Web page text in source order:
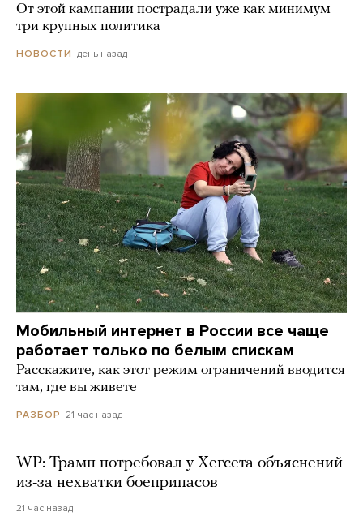
От этой кампании пострадали уже как минимум
три крупных политика
НОВОСТИ день назад
Мобильный интернет в России все чаще
работает только по белым спискам
Расскажите, как этот режим ограничений вводится
там, где вы живете
РАЗБОР 21 час назад
WP: Трамп потребовал у Хегсета объяснений
из-за нехватки боеприпасов
21 час назад